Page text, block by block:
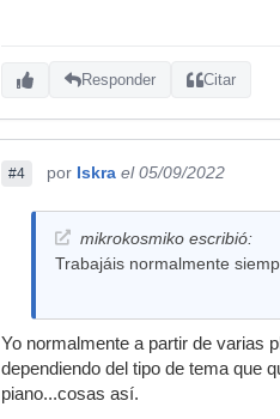
Responder Citar
#4 por Iskra el 05/09/2022
mikrokosmiko escribió:
Trabajáis normalmente
Yo normalmente a partir de varias
dependiendo del tipo de tema que
piano...cosas así.